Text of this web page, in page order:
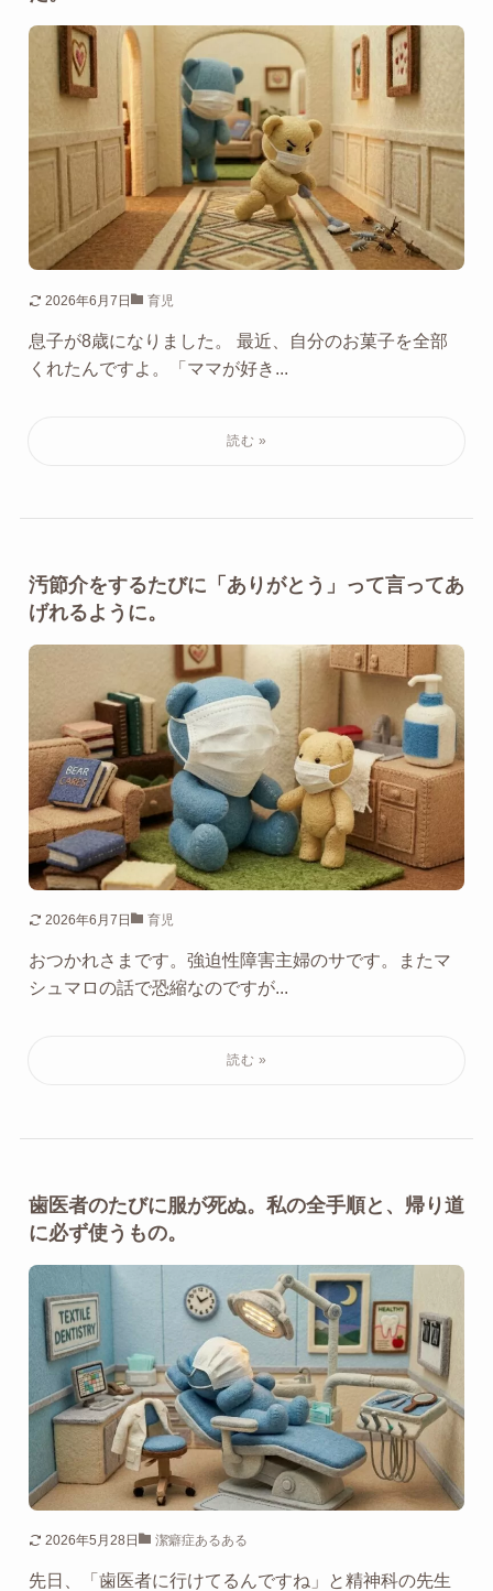
2026年6月7日 育児
息子が8歳になりました。 最近、自分のお菓子を全部
くれたんですよ。「ママが好き...
汚節介をするたびに「ありがとう」って言ってあ
げれるように。
2026年6月7日 育児
おつかれさまです。強迫性障害主婦のサです。またマ
シュマロの話で恐縮なのですが...
歯医者のたびに服が死ぬ。私の全手順と、帰り道
に必ず使うもの。
2026年5月28日 潔癖症あるある
先日、「歯医者に行けてるんですね」と精神科の先生